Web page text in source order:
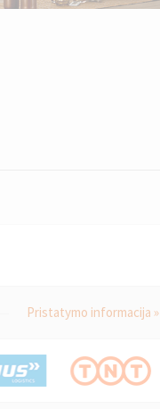
Pristatymo informacija »